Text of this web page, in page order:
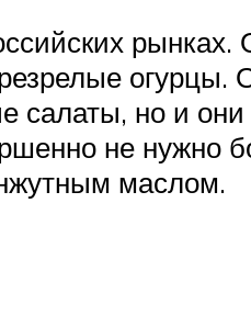
рынках.
огурцы.
салаты, но и
не нужно
маслом.